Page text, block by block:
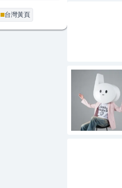
台灣黃頁